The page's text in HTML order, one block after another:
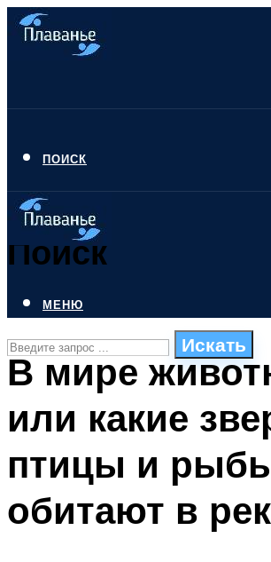
ПОИСК
Поиск
Искать
СТИЛИ ПЛАВАНЬЯ
ПЛАВАНЬЕ ДЛЯ ДЕТЕЙ
БАССЕЙН ДЛЯ ДОМА
ОЧИСТКА БАССЕЙНОВ
МЕНЮ
В мире
или какие
птицы и
обитают в